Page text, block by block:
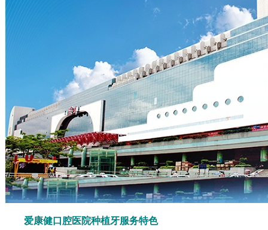
爱康健口腔医院种植牙服务特色